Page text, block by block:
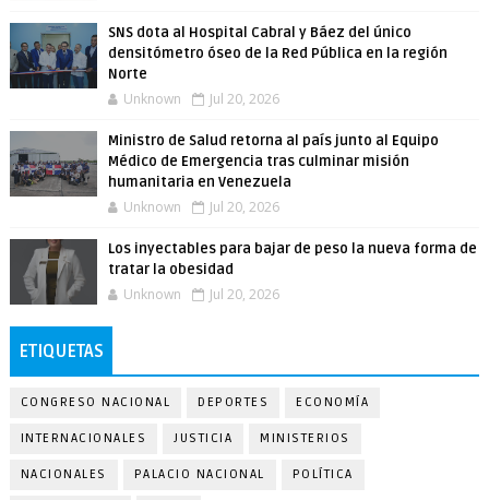
SNS dota al Hospital Cabral y Báez del único
densitómetro óseo de la Red Pública en la región
Norte
Unknown Jul 20, 2026
Ministro de Salud retorna al país junto al Equipo
Médico de Emergencia tras culminar misión
humanitaria en Venezuela
Unknown Jul 20, 2026
Los inyectables para bajar de peso la nueva forma de
tratar la obesidad
Unknown Jul 20, 2026
ETIQUETAS
CONGRESO NACIONAL DEPORTES ECONOMÍA
INTERNACIONALES JUSTICIA MINISTERIOS
NACIONALES PALACIO NACIONAL POLÍTICA